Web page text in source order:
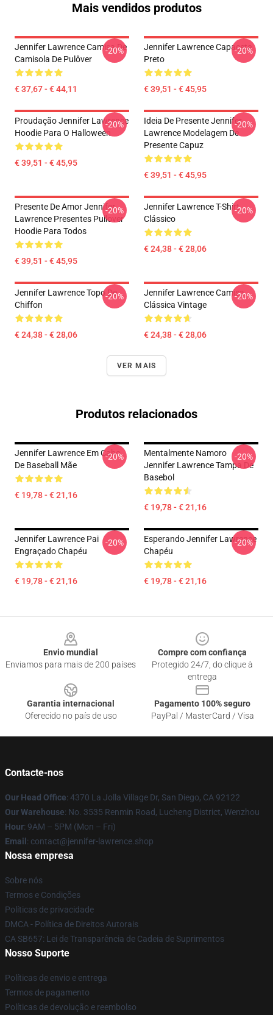
Mais vendidos produtos
Jennifer Lawrence Camisa De
Camisola De Pulôver
€ 37,67 - € 44,11
-20%
Jennifer Lawrence Capacete
Preto
€ 39,51 - € 45,95
-20%
Proudação Jennifer Lawrence
Hoodie Para O Halloween
€ 39,51 - € 45,95
-20%
Ideia De Presente Jennifer
Lawrence Modelagem De
Presente Capuz
€ 39,51 - € 45,95
-20%
Presente De Amor Jennifer
Lawrence Presentes Pullover
Hoodie Para Todos
€ 39,51 - € 45,95
-20%
Jennifer Lawrence T-Shirt
Clássico
€ 24,38 - € 28,06
-20%
Jennifer Lawrence Topo De
Chiffon
€ 24,38 - € 28,06
-20%
Jennifer Lawrence Camisa
Clássica Vintage
€ 24,38 - € 28,06
-20%
VER MAIS
Produtos relacionados
Jennifer Lawrence Em Cabo
De Baseball Mãe
€ 19,78 - € 21,16
-20%
Mentalmente Namoro
Jennifer Lawrence Tampa De
Basebol
€ 19,78 - € 21,16
-20%
Jennifer Lawrence Pai
Engraçado Chapéu
€ 19,78 - € 21,16
-20%
Esperando Jennifer Lawrence
Chapéu
€ 19,78 - € 21,16
-20%
Envio mundial
Enviamos para mais de 200 países
Compre com confiança
Protegido 24/7, do clique à
entrega
Garantia internacional
Oferecido no país de uso
Pagamento 100% seguro
PayPal / MasterCard / Visa
Contacte-nos
Our Head Office: 4370 La Jolla Village Dr, San Diego, CA 92122
Our Warehouse: No. 3535 Renmin Road, Lucheng District, Wenzhou
Hour: 9AM – 5PM (Mon – Fri)
Email : contact@jennifer-lawrence.shop
Nossa empresa
Sobre nós
Termos e Condições
Políticas de privacidade
DMCA - Política de Direitos Autorais
CA SB657: Lei de Transparência de Cadeia de Suprimentos
Nosso Suporte
Políticas de envio e entrega
Termos de pagamento
Políticas de devolução e reembolso